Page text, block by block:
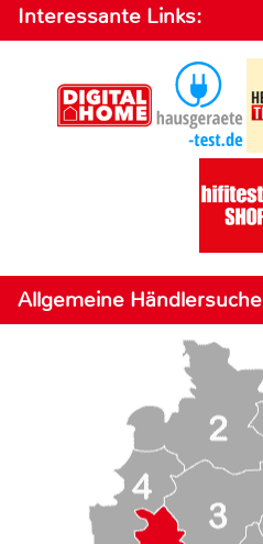
Interessante Links:
Allgemeine Händlersuche